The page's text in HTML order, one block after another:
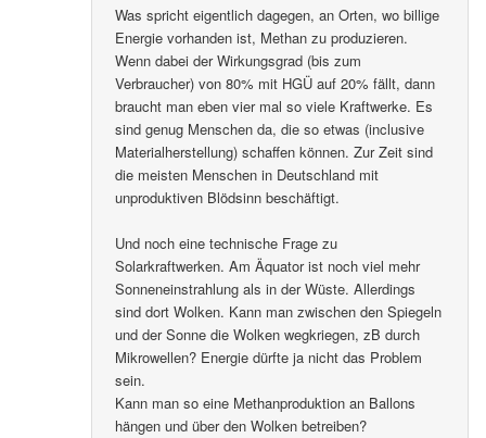
Was spricht eigentlich dagegen, an Orten, wo billige
Energie vorhanden ist, Methan zu produzieren.
Wenn dabei der Wirkungsgrad (bis zum
Verbraucher) von 80% mit HGÜ auf 20% fällt, dann
braucht man eben vier mal so viele Kraftwerke. Es
sind genug Menschen da, die so etwas (inclusive
Materialherstellung) schaffen können. Zur Zeit sind
die meisten Menschen in Deutschland mit
unproduktiven Blödsinn beschäftigt.
Und noch eine technische Frage zu
Solarkraftwerken. Am Äquator ist noch viel mehr
Sonneneinstrahlung als in der Wüste. Allerdings
sind dort Wolken. Kann man zwischen den Spiegeln
und der Sonne die Wolken wegkriegen, zB durch
Mikrowellen? Energie dürfte ja nicht das Problem
sein.
Kann man so eine Methanproduktion an Ballons
hängen und über den Wolken betreiben?